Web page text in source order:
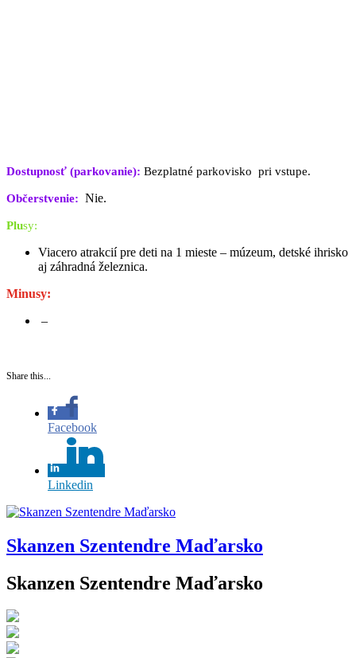
Dostupnosť (parkovanie): Bezplatné parkovisko pri vstupe.
Občerstvenie: Nie.
Plusy:
Viacero atrakcií pre deti na 1 mieste – múzeum, detské ihrisko
aj záhradná železnica.
Minusy:
–
Share this...
Facebook
Linkedin
Skanzen Szentendre Maďarsko
Skanzen Szentendre Maďarsko